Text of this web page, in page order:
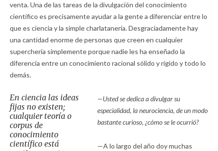
venta. Una de las tareas de la divulgación del conocimiento
científico es precisamente ayudar a la gente a diferenciar entre lo
que es ciencia y la simple charlatanería. Desgraciadamente hay
una cantidad enorme de personas que creen en cualquier
superchería simplemente porque nadie les ha enseñado la
diferencia entre un conocimiento racional sólido y rígido y todo lo
demás.
En ciencia las ideas
fijas no existen;
cualquier teoría o
corpus de
conocimiento
científico está
—Usted se dedica a divulgar su
especialidad, la neurociencia, de un modo
bastante curioso, ¿cómo se le ocurrió?
—A lo largo del año doy muchas